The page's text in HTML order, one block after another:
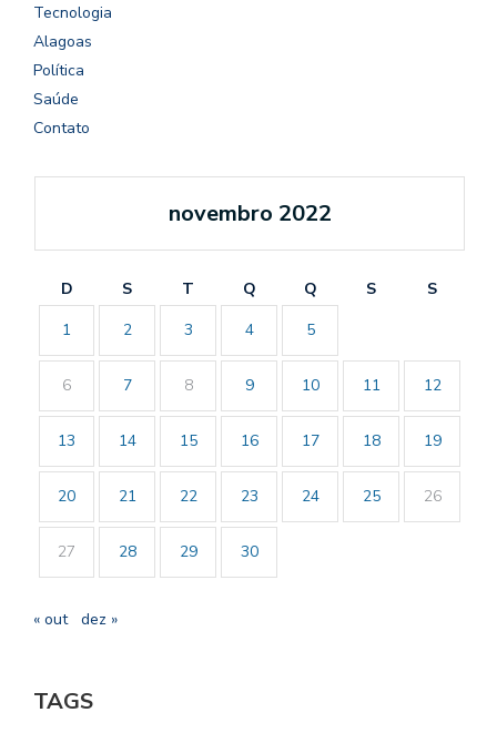
Tecnologia
Alagoas
Política
Saúde
Contato
novembro 2022
D S T Q Q S
S
1
2 3 4 5
6 7 8 9 10 11 12
13 14 15 16 17 18 19
20 21 22 23 24 25 26
27 28 29 30
« out dez »
TAGS